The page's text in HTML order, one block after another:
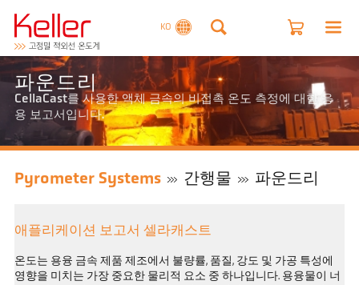
KO
파운드리
CellaCast를 사용한 액체 금속의 비접촉 온도 측정에 대한 응
용 보고서입니다.
Pyrometer Systems 간행물 파운드리
애플리케이션 보고서 셀라캐스트
온도는 용융 금속 제품 제조에서 불량률, 품질, 강도 및 가공 특성에
영향을 미치는 가장 중요한 물리적 요소 중 하나입니다. 용융물이 너